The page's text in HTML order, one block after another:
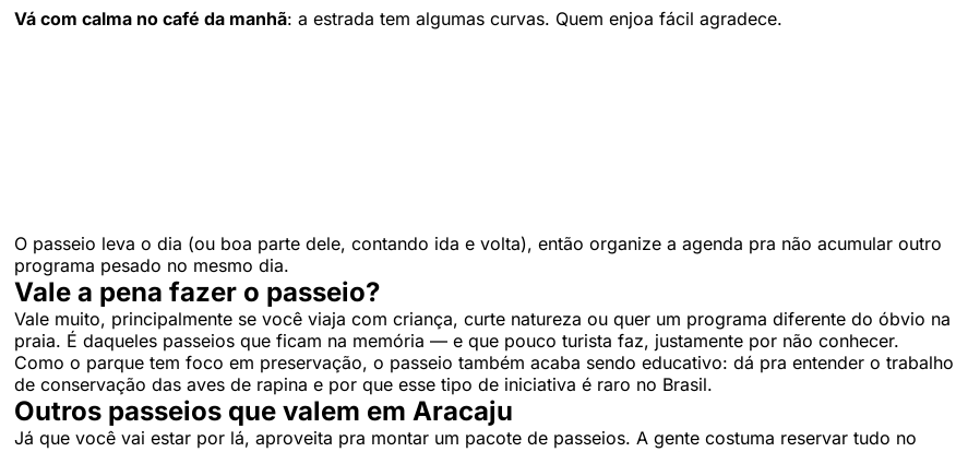
Vá com calma no café da manhã: a estrada tem algumas curvas. Quem enjoa fácil agradece.
O passeio leva o dia (ou boa parte dele, contando ida e volta), então organize a agenda pra não acumular outro
programa pesado no mesmo dia.
Vale a pena fazer o passeio?
Vale muito, principalmente se você viaja com criança, curte natureza ou quer um programa diferente do óbvio na
praia. É daqueles passeios que ficam na memória — e que pouco turista faz, justamente por não conhecer.
Como o parque tem foco em preservação, o passeio também acaba sendo educativo: dá pra entender o trabalho
de conservação das aves de rapina e por que esse tipo de iniciativa é raro no Brasil.
Outros passeios que valem em Aracaju
Já que você vai estar por lá, aproveita pra montar um pacote de passeios. A gente costuma reservar tudo no